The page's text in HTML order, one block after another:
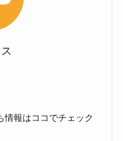
情報はココでチェック